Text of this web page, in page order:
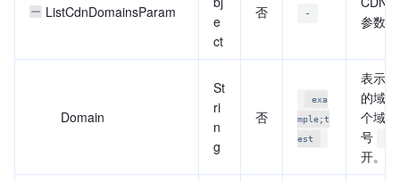
ListCdnDomainsParam
e
ct
否 -
参数。
Domain
St
ri
n
g
否
exa
mple;t
est
表示
的域
个域
号
开。